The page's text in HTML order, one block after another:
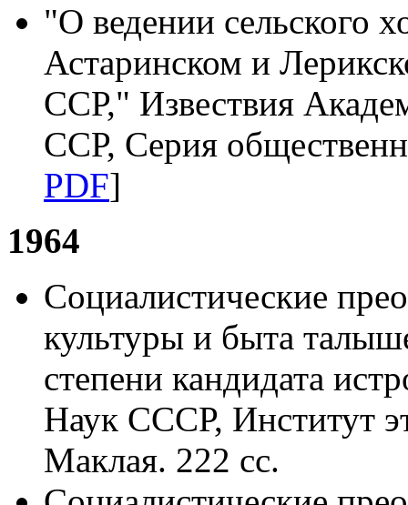
"О ведении сельского
Астаринском и
ССР," Извествия
ССР, Серия
PDF]
1964
Социалистические
культуры и быта
степени кандидата
Наук СССР, Институт
Маклая. 222 сс.